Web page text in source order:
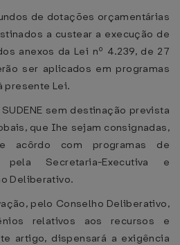
de dotações orçamentárias
a custear a execução de
anexos da Lei nº 4.239, de 27
ser aplicados em programas
presente Lei.
sem destinação prevista
que Ihe sejam consignadas,
acôrdo com programas de
Secretaria-Executiva e
Deliberativo.
pelo Conselho Deliberativo,
relativos aos recursos e
artigo, dispensará a exigência